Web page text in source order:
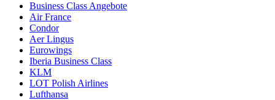
Business Class Angebote
Air France
Condor
Aer Lingus
Eurowings
Iberia Business Class
KLM
LOT Polish Airlines
Lufthansa